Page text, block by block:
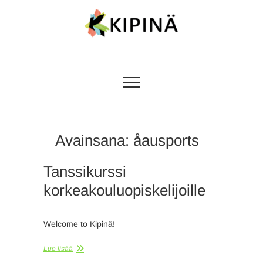
Avainsana: åausports
Tanssikurssi
korkeakouluopiskelijoille
Welcome to Kipinä!
Lue lisää